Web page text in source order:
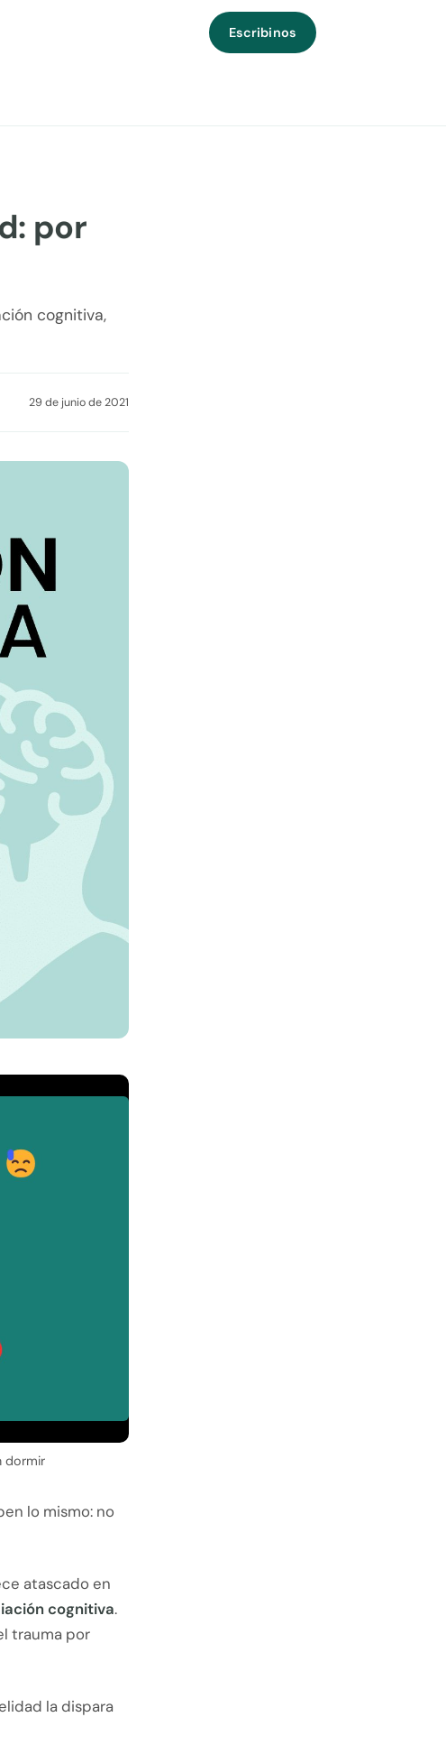
Escribinos
por
cognitiva,
29 de junio de 2021
dormir
lo mismo: no
atascado en
cognitiva.
trauma por
la dispara